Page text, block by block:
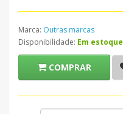
Marca: Outras marcas
Disponibilidade: Em estoque
COMPRAR